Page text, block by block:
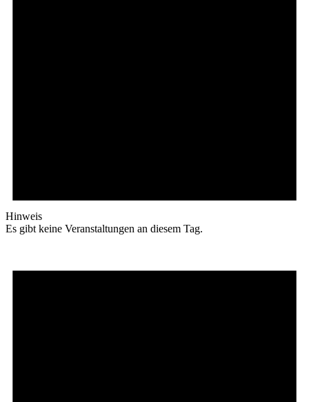
Hinweis
Es gibt keine Veranstaltungen an diesem Tag.